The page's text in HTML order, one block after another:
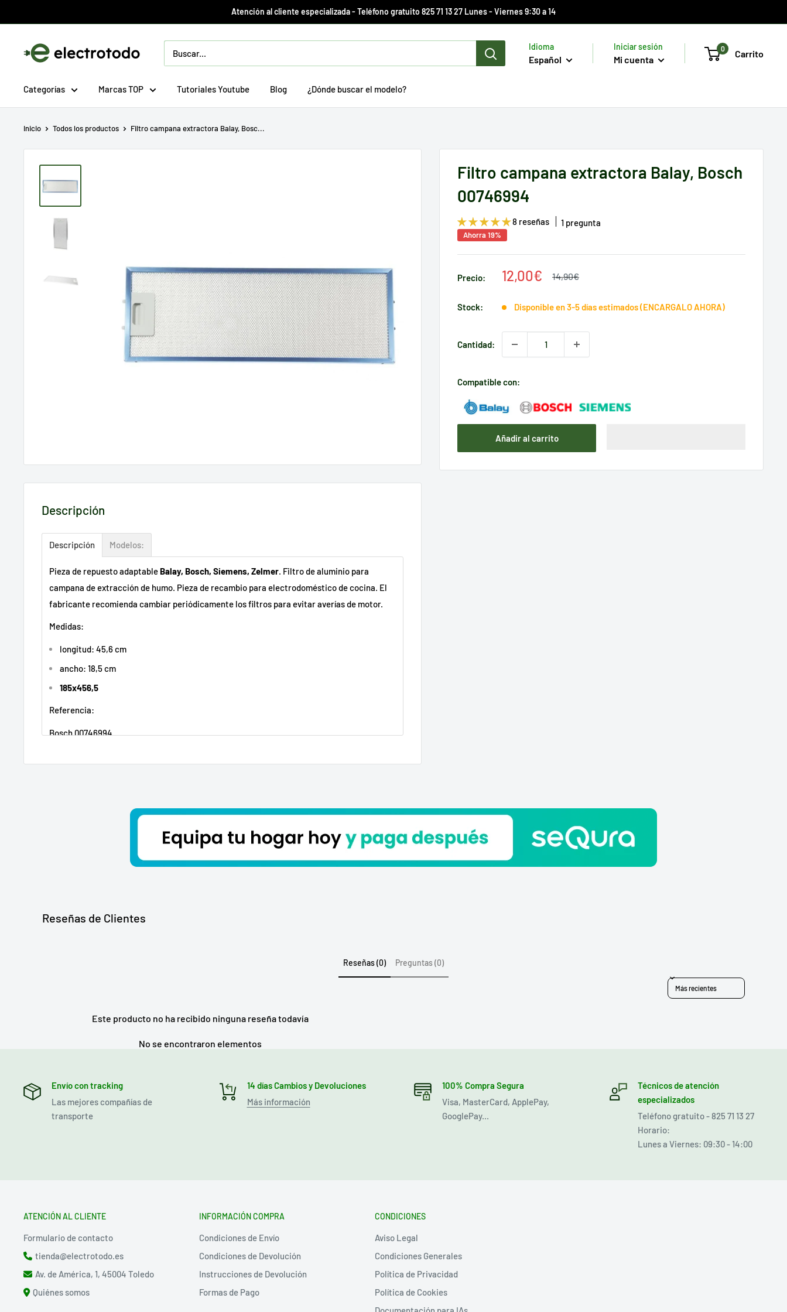
directamente
contenido
Atención al cliente especializada - Teléfono gratuito 825 71 13 27 Lunes - Viernes 9:30 a 14
Electrotodo.es Idioma
Español
Iniciar sesión
Mi cuenta
0 Carrito
Categorías Marcas TOP Tutoriales Youtube Blog ¿Dónde buscar el modelo?
Inicio Todos los productos Filtro campana extractora Balay, Bosc...
Filtro campana extractora Balay, Bosch
00746994
8 reseñas 1 pregunta
Ahorra 19%
Precio:
Precio
venta
12,00€
Precio
14,90€
Stock: Disponible en 3-5 días estimados (ENCARGALO AHORA)
Cantidad:
Compatible con:
Añadir al carrito
Descripción
Descripción Modelos:
Pieza de repuesto adaptable Balay, Bosch, Siemens, Zelmer. Filtro de aluminio para
campana de extracción de humo. Pieza de recambio para electrodoméstico de cocina. El
fabricante recomienda cambiar periódicamente los filtros para evitar averías de motor.
Medidas:
longitud: 45,6 cm
ancho: 18,5 cm
185x456,5
Referencia:
Bosch 00746994
Reseñas de Clientes
Reseñas (0) Preguntas (0)
Sort reviews by
Este producto no ha recibido ninguna reseña todavía
No se encontraron elementos
Envío con tracking
Las mejores compañías de
transporte
14 días Cambios y Devoluciones
Más información
100% Compra Segura
Visa, MasterCard, ApplePay,
GooglePay...
Técnicos de atención
especializados
Teléfono gratuito - 825 71 13 27
Horario:
Lunes a Viernes: 09:30 - 14:00
ATENCIÓN AL CLIENTE
Formulario de contacto
tienda@electrotodo.es
Av. de América, 1, 45004 Toledo
Quiénes somos
INFORMACIÓN COMPRA
Condiciones de Envío
Condiciones de Devolución
Instrucciones de Devolución
Formas de Pago
CONDICIONES
Aviso Legal
Condiciones Generales
Política de Privacidad
Política de Cookies